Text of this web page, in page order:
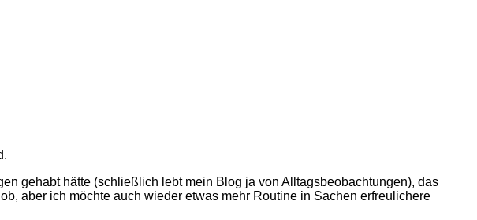
gehabt hätte (schließlich lebt mein Blog ja von Alltagsbeobachtungen), das
aber ich möchte auch wieder etwas mehr Routine in Sachen erfreulichere